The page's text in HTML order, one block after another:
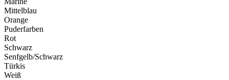
Mittelblau
Orange
Puderfarben
Rot
Schwarz
Senfgelb/Schwarz
Türkis
Weiß